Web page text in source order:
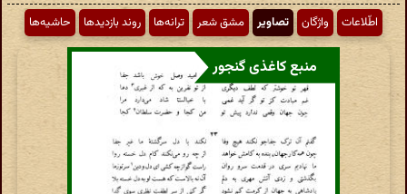
اطّلاعات واژگان تصاویر مشق شعر ترانه‌ها روند بازدیدها حاشیه‌ها
منبع کاغذی گنجور